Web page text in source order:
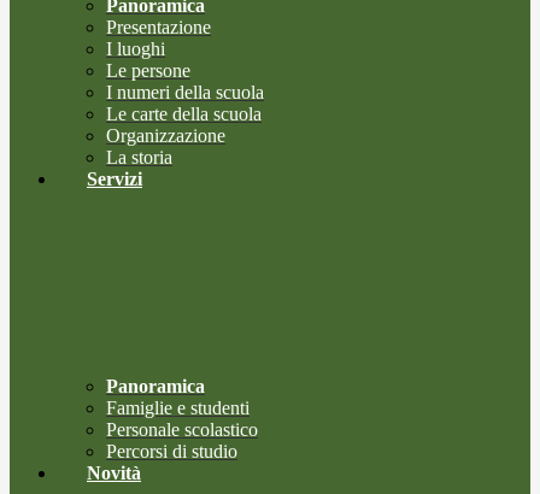
Panoramica
Presentazione
I luoghi
Le persone
I numeri della scuola
Le carte della scuola
Organizzazione
La storia
Servizi
Panoramica
Famiglie e studenti
Personale scolastico
Percorsi di studio
Novità